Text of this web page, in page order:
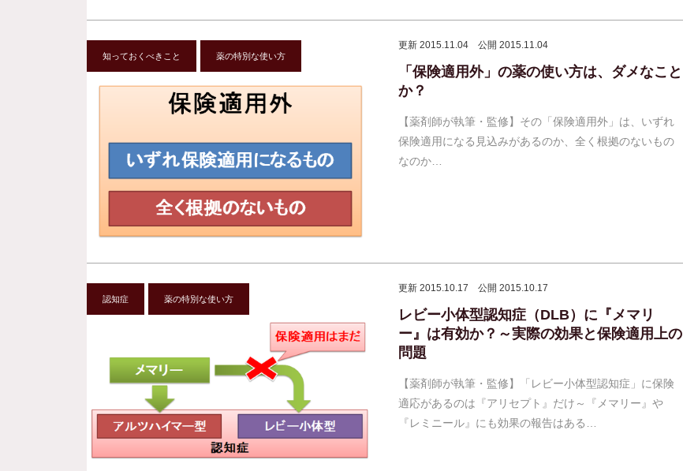
知っておくべきこと 薬の特別な使い方
更新 2015.11.04 公開 2015.11.04
「保険適用外」の薬の使い方は、ダメなこと
か？
【薬剤師が執筆・監修】その「保険適用外」は、いずれ
保険適用になる見込みがあるのか、全く根拠のないもの
なのか…
認知症 薬の特別な使い方
更新 2015.10.17 公開 2015.10.17
レビー小体型認知症（DLB）に『メマリ
ー』は有効か？～実際の効果と保険適用上の
問題
【薬剤師が執筆・監修】「レビー小体型認知症」に保険
適応があるのは『アリセプト』だけ～『メマリー』や
『レミニール』にも効果の報告はある…